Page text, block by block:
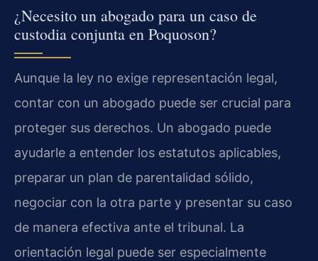
¿Necesito un abogado para un caso de
custodia conjunta en Poquoson?
Aunque la ley no exige representación legal,
contar con un abogado puede ser crucial para
proteger sus derechos. Un abogado puede
ayudarle a entender los estatutos aplicables,
preparar un plan de parentalidad sólido,
negociar con la otra parte y presentar su caso
de manera efectiva ante el tribunal. La
orientación legal puede ser especialmente